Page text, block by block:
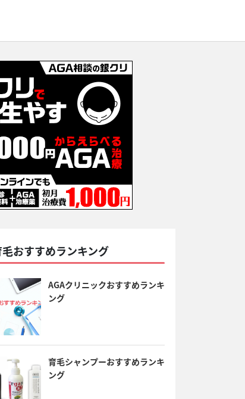
おすすめランキング
AGAクリニックおすすめランキ
ング
育毛シャンプーおすすめランキ
ング